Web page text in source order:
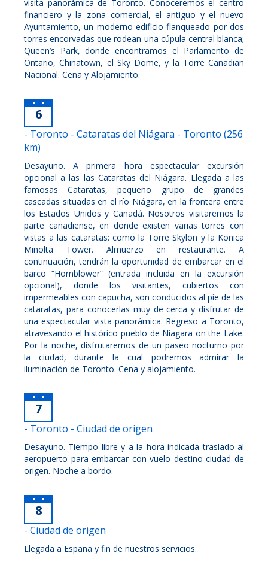
visita panorámica de Toronto. Conoceremos el centro
financiero y la zona comercial, el antiguo y el nuevo
Ayuntamiento, un moderno edificio flanqueado por dos
torres encorvadas que rodean una cúpula central blanca;
Queen’s Park, donde encontramos el Parlamento de
Ontario, Chinatown, el Sky Dome, y la Torre Canadian
Nacional. Cena y Alojamiento.
6
- Toronto - Cataratas del Niágara - Toronto (256
km)
Desayuno. A primera hora espectacular excursión
opcional a las las Cataratas del Niágara. Llegada a las
famosas Cataratas, pequeño grupo de grandes
cascadas situadas en el río Niágara, en la frontera entre
los Estados Unidos y Canadá. Nosotros visitaremos la
parte canadiense, en donde existen varias torres con
vistas a las cataratas: como la Torre Skylon y la Konica
Minolta Tower. Almuerzo en restaurante. A
continuación, tendrán la oportunidad de embarcar en el
barco “Hornblower” (entrada incluida en la excursión
opcional), donde los visitantes, cubiertos con
impermeables con capucha, son conducidos al pie de las
cataratas, para conocerlas muy de cerca y disfrutar de
una espectacular vista panorámica. Regreso a Toronto,
atravesando el histórico pueblo de Niagara on the Lake.
Por la noche, disfrutaremos de un paseo nocturno por
la ciudad, durante la cual podremos admirar la
iluminación de Toronto. Cena y alojamiento.
7
- Toronto - Ciudad de origen
Desayuno. Tiempo libre y a la hora indicada traslado al
aeropuerto para embarcar con vuelo destino ciudad de
origen. Noche a bordo.
8
- Ciudad de origen
Llegada a España y fin de nuestros servicios.